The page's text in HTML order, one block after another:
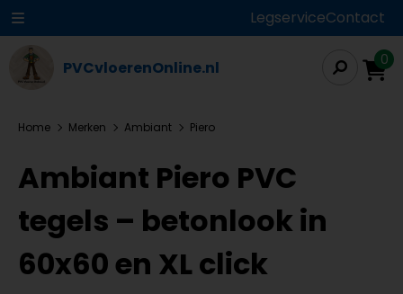
LegserviceContact
PVCvloerenOnline.nl 0
Home Merken Ambiant Piero
Ambiant Piero PVC
tegels – betonlook in
60x60 en XL click